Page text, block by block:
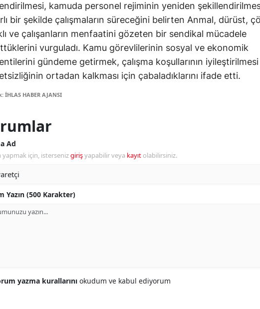
Malatya
Manisa
Kahramanmaraş
Mardin
Niğde
Sinop
kamuda personel rejiminin yeniden
bir şekilde çalışmaların süreceğini belirten Anmal, dürüst,
ve çalışanların menfaatini gözeten bir sendikal mücadele
vurguladı. Kamu görevlilerinin sosyal ve ekonomik
gündeme getirmek, çalışma koşullarının
ortadan kalkması için çabaladıklarını ifade etti.
İHLAS HABER AJANSI
Ad
yapmak için, istersenizgirişyapabilir veya kayıt olabilirsiniz.
Yazın (500 Karakter)
yazma kurallarını okudum ve kabul ediyorum